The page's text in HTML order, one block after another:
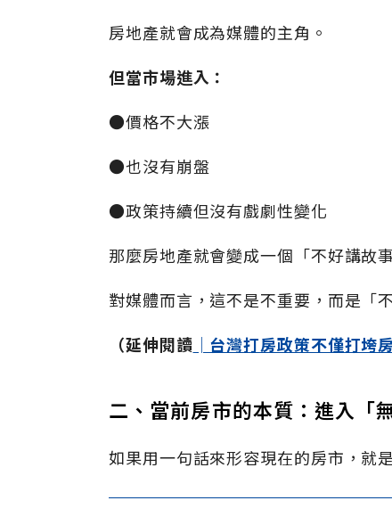
房地產就會成為媒體的主角。
但當市場進入：
●價格不大漲
●也沒有崩盤
●政策持續但沒有戲劇性變化
那麼房地產就會變成一個「不好講故
對媒體而言，這不是不重要，而是「
（延伸閱讀 │台灣打房政策不僅打垮
二、當前房市的本質：進入「
如果用一句話來形容現在的房市，就